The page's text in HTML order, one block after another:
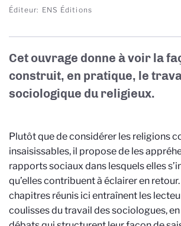
Éditeur ENS Éditions
Cet ouvrage donne à voir la
construit, en pratique, le
sociologique du religieux.
Plutôt que de considérer les religions
insaisissables, il propose de les
rapports sociaux dans lesquels elles
qu’elles contribuent à éclairer en
chapitres réunis ici entraînent les
coulisses du travail des sociologues,